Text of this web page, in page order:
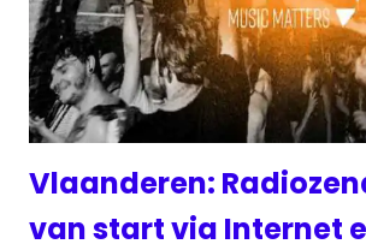
Vlaanderen:
van start via Internet